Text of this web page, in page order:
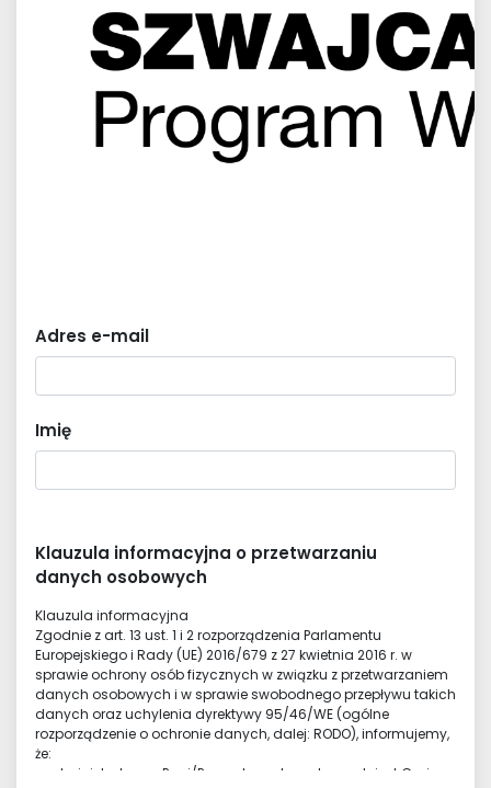
Adres e-mail
Imię
Klauzula informacyjna o przetwarzaniu
danych osobowych
Klauzula informacyjna
Zgodnie z art. 13 ust. 1 i 2 rozporządzenia Parlamentu
Europejskiego i Rady (UE) 2016/679 z 27 kwietnia 2016 r. w
sprawie ochrony osób fizycznych w związku z przetwarzaniem
danych osobowych i w sprawie swobodnego przepływu takich
danych oraz uchylenia dyrektywy 95/46/WE (ogólne
rozporządzenie o ochronie danych, dalej: RODO), informujemy,
że:
• administratorem Pani/Pana danych osobowych jest Gmina